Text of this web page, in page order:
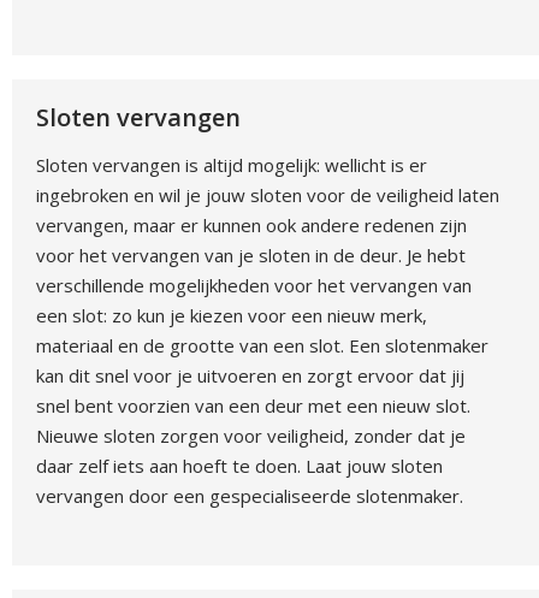
Sloten vervangen
Sloten vervangen is altijd mogelijk: wellicht is er
ingebroken en wil je jouw sloten voor de veiligheid laten
vervangen, maar er kunnen ook andere redenen zijn
voor het vervangen van je sloten in de deur. Je hebt
verschillende mogelijkheden voor het vervangen van
een slot: zo kun je kiezen voor een nieuw merk,
materiaal en de grootte van een slot. Een slotenmaker
kan dit snel voor je uitvoeren en zorgt ervoor dat jij
snel bent voorzien van een deur met een nieuw slot.
Nieuwe sloten zorgen voor veiligheid, zonder dat je
daar zelf iets aan hoeft te doen. Laat jouw sloten
vervangen door een gespecialiseerde slotenmaker.